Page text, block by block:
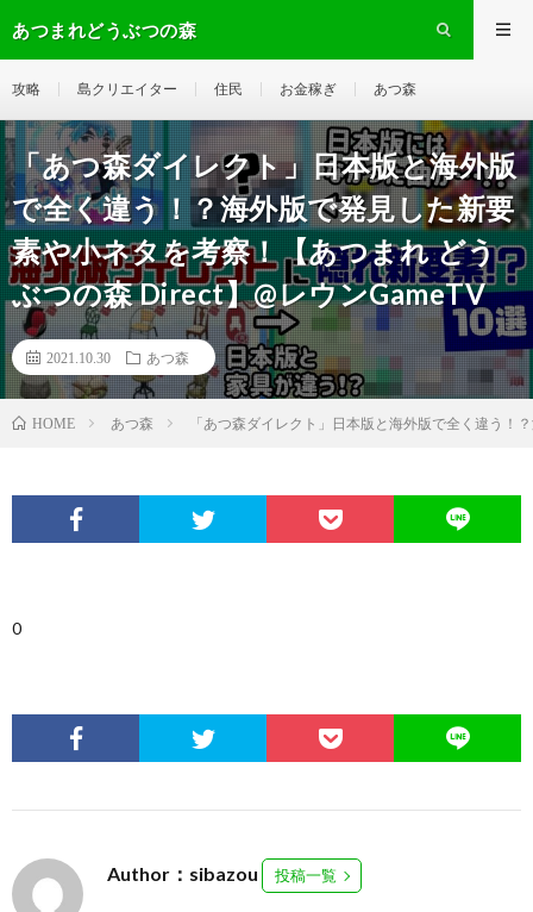
あつまれどうぶつの森
攻略 島クリエイター 住民 お金稼ぎ あつ森
「あつ森ダイレクト」日本版と海外版
で全く違う！？海外版で発見した新要
素や小ネタを考察！【あつまれ どう
ぶつの森 Direct】@レウンGameTV
2021.10.30 あつ森
HOME あつ森 「あつ森ダイレクト」日本版と海外版で全く違う！
0
Author：sibazou 投稿一覧